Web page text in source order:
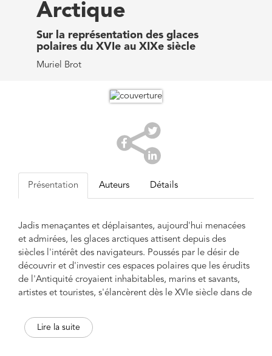
Arctique
Sur la représentation des glaces
polaires du XVIe au XIXe siècle
Muriel Brot
Présentation Auteurs Détails
Jadis menaçantes et déplaisantes, aujourd'hui menacées
et admirées, les glaces arctiques attisent depuis des
siècles l'intérêt des navigateurs. Poussés par le désir de
découvrir et d'investir ces espaces polaires que les érudits
de l'Antiquité croyaient inhabitables, marins et savants,
artistes et touristes, s'élancèrent dès le XVIe siècle dans de
gouvernements ou des compagnies de commerce qui
espéraient en tirer gloire et profit. Leur première rencontre
Lire la suite